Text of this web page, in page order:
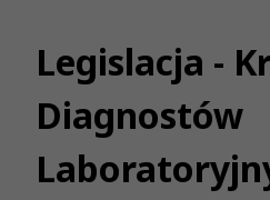
Legislacja -
Diagnostów